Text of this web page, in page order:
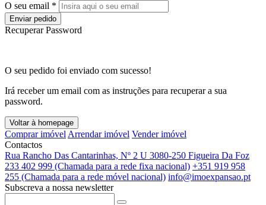
O seu email *
Enviar pedido
Recuperar Password
O seu pedido foi enviado com sucesso!
Irá receber um email com as instruções para recuperar a sua
password.
Voltar à homepage
Comprar imóvel Arrendar imóvel Vender imóvel
Contactos
Rua Rancho Das Cantarinhas, Nº 2 U 3080-250 Figueira Da Foz
233 402 999 (Chamada para a rede fixa nacional) +351 919 958
255 (Chamada para a rede móvel nacional) info@imoexpansao.pt
Subscreva a nossa newsletter